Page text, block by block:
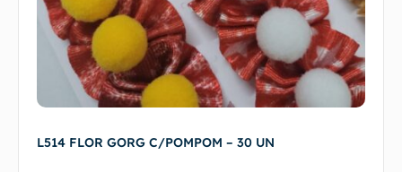
L514 FLOR GORG C/POMPOM – 30 UN